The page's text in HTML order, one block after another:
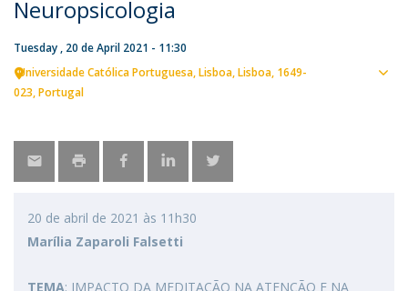
Neuropsicologia
Tuesday , 20 de April 2021 - 11:30
Universidade Católica Portuguesa Lisboa Lisboa 1649-
023 Portugal
20 de abril de 2021 às 11h30
Marília Zaparoli Falsetti
TEMA: IMPACTO DA MEDITAÇÃO NA ATENÇÃO E NA